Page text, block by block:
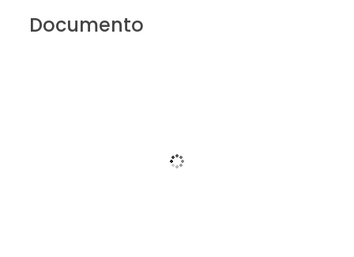
Documento